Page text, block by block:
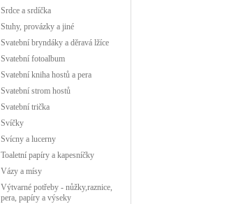
Srdce a srdíčka
Stuhy, provázky a jiné
Svatební bryndáky a děravá lžíce
Svatební fotoalbum
Svatební kniha hostů a pera
Svatební strom hostů
Svatební trička
Svíčky
Svícny a lucerny
Toaletní papíry a kapesníčky
Vázy a mísy
Výtvarné potřeby - nůžky,raznice,
pera, papíry a výseky